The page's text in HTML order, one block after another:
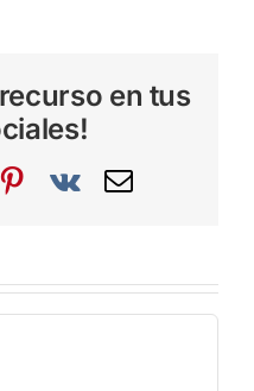
en tus
Pinterest
Vk
Correo